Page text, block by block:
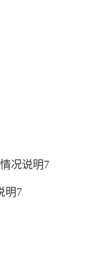
况说明7
明7